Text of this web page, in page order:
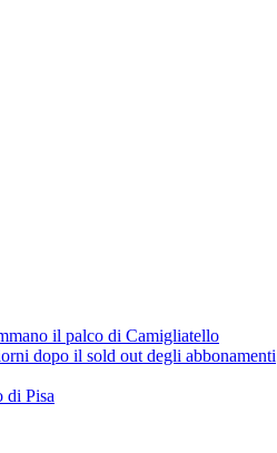
il palco di Camigliatello
dopo il sold out degli abbonamenti
di Pisa